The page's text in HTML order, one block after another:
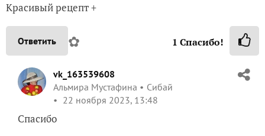
Красивый рецепт +
Ответить ✿ 1 Спасибо!
vk_163539608
Альмира Мустафина
Сибай
22 ноября 2023, 13:48
Спасибо